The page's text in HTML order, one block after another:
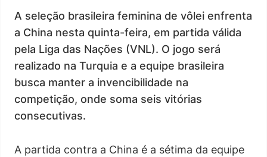
A seleção brasileira feminina de vôlei enfrenta
a China nesta quinta-feira, em partida válida
pela Liga das Nações (VNL). O jogo será
realizado na Turquia e a equipe brasileira
busca manter a invencibilidade na
competição, onde soma seis vitórias
consecutivas.
A partida contra a China é a sétima da equipe